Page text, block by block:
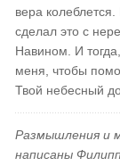
вера
сделал это с
Навином. И
меня, чтобы
Твой небесный
Размышления и
написаны